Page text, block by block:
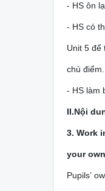
- HS ôn
- HS có
Unit 5 để
chủ điểm.
- HS làm
II.Nội
3. Work
your
Pupils’